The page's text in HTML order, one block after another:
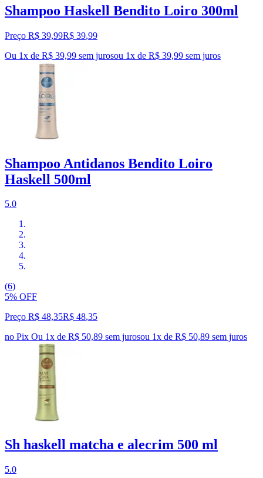
Shampoo Haskell Bendito Loiro 300ml
Preço R$ 39,99R$ 39,99
Ou 1x de R$ 39,99 sem jurosou 1x de R$ 39,99 sem juros
Shampoo Antidanos Bendito Loiro
Haskell 500ml
5.0
(6)
5% OFF
Preço R$ 48,35R$ 48,35
no Pix Ou 1x de R$ 50,89 sem jurosou 1x de R$ 50,89 sem juros
Sh haskell matcha e alecrim 500 ml
5.0